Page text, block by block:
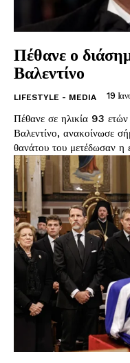
Πέθανε ο
Βαλεντίνο
LIFESTYLE - MEDIA 19
Πέθανε σε ηλικία 93 ετών
Βαλεντίνο, ανακοίνωσε σήμερα το
θανάτου του μετέδωσαν η